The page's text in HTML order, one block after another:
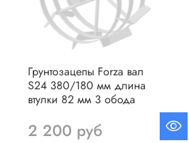
Грунтозацепы Forza вал
S24 380/180 мм длина
втулки 82 мм 3 обода
2 200 руб